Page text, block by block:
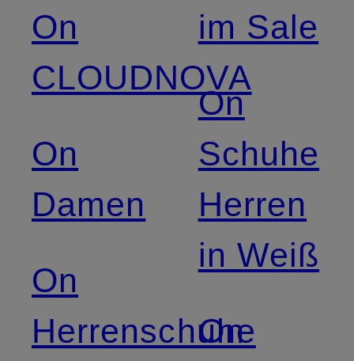
On
CLOUDNOVA
On
Damen
On
Herrenschuhe
im Sale
On
Schuhe
Herren
in Weiß
On